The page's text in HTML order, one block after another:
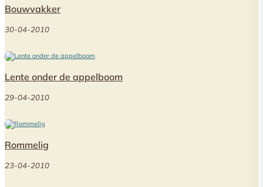
Bouwvakker
30-04-2010
Lente onder de appelboom
29-04-2010
Rommelig
23-04-2010